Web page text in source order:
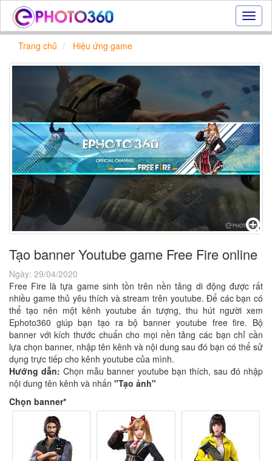
Hiệu
ứng
|
Tạo
ảnh
đẹp
trực
tuyến,
tạo
ảnh
online
Trang chủ Hiệu ứng game
Tạo banner Youtube game Free Fire online
Ngày: 29/04/2020
Free Fire là tựa game sinh tồn trên nền tảng di động được rất
nhiều game thủ yêu thích và stream trên youtube. Để các bạn có
thể tạo nên một kênh youtube ấn tượng, thu hút người xem
Ephoto360 giúp bạn tạo ra bộ banner youtube free fire. Bộ
banner với kích thước chuẩn cho mọi nền tảng các bạn chỉ cần
lựa chọn banner, nhập tên kênh và nội dung sau đó bạn có thể sử
dụng trực tiếp cho kênh youtube của mình.
Hướng dẫn: Chọn mẫu banner youtube bạn thích, sau đó nhập
nội dung tên kênh và nhấn "Tạo ảnh"
Chọn banner*